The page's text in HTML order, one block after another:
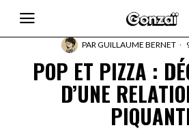
PARGUILLAUME BERNET
POP ET PIZZA :
D’UNE